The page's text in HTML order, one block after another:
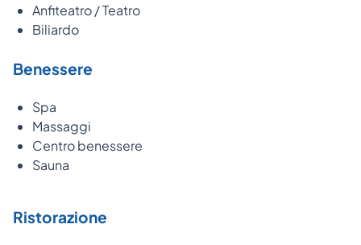
Anfiteatro / Teatro
Biliardo
Benessere
Spa
Massaggi
Centro benessere
Sauna
Ristorazione